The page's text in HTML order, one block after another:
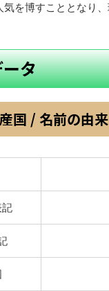
気を博すこととなり
タ
国 / 名前の由来
記